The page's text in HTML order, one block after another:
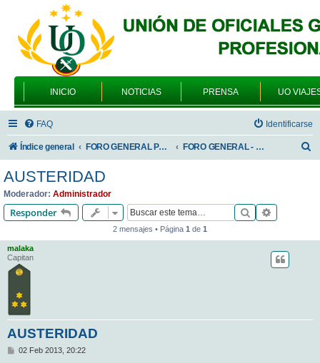
INICIO NOTICIAS PRENSA UO
FAQ Identificarse
Índice general FORO GENERAL PARA TODOS LOS USUARIOS FORO GENERAL - SONRIA, POR FAVOR
r
AUSTERIDAD
Moderador: Administrador
Responder Buscar
2 mensajes • Página 1 de 1
malaka
Capitan
AUSTERIDAD
M
02 Feb 2013, 20:22